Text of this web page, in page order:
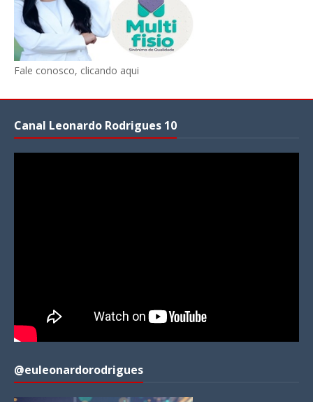
Fale conosco, clicando aqui
Canal Leonardo Rodrigues 10
@euleonardorodrigues